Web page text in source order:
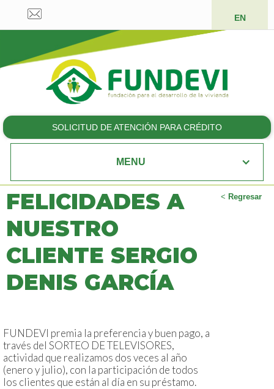
EN
SOLICITUD DE ATENCIÓN PARA CRÉDITO
MENU
< Regresar
FELICIDADES A
NUESTRO
CLIENTE SERGIO
DENIS GARCÍA
FUNDEVI premia la preferencia y buen pago, a
través del SORTEO DE TELEVISORES,
actividad que realizamos dos veces al año
(enero y julio), con la participación de todos
los clientes que están al día en su préstamo.